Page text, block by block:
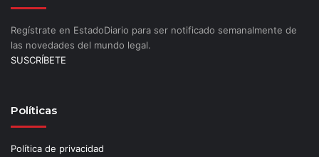
Regístrate en EstadoDiario para ser notificado semanalmente de
las novedades del mundo legal.
SUSCRÍBETE
Políticas
Política de privacidad